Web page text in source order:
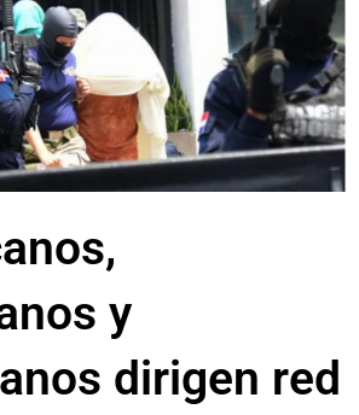
y
dirigen red